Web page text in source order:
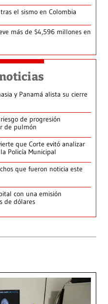
el sismo en Colombia
más de $4,596 millones en
y Panamá alista su cierre
de progresión
de pulmón
que Corte evitó analizar
Policía Municipal
que fueron noticia este
con una emisión
de dólares